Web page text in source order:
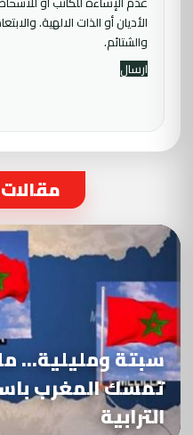
الأديان أو الذات الالهية.
والشتائم.
سبتة ومليلية…
تمسك المغرب
الترابية